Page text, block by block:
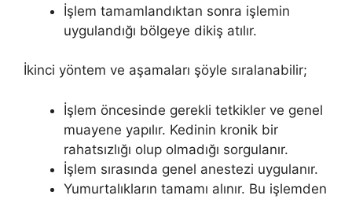
İşlem tamamlandıktan sonra işlemin
uygulandığı bölgeye dikiş atılır.
İkinci yöntem ve aşamaları şöyle sıralanabilir;
İşlem öncesinde gerekli tetkikler ve genel
muayene yapılır. Kedinin kronik bir
rahatsızlığı olup olmadığı sorgulanır.
İşlem sırasında genel anestezi uygulanır.
Yumurtalıkların tamamı alınır. Bu işlemden